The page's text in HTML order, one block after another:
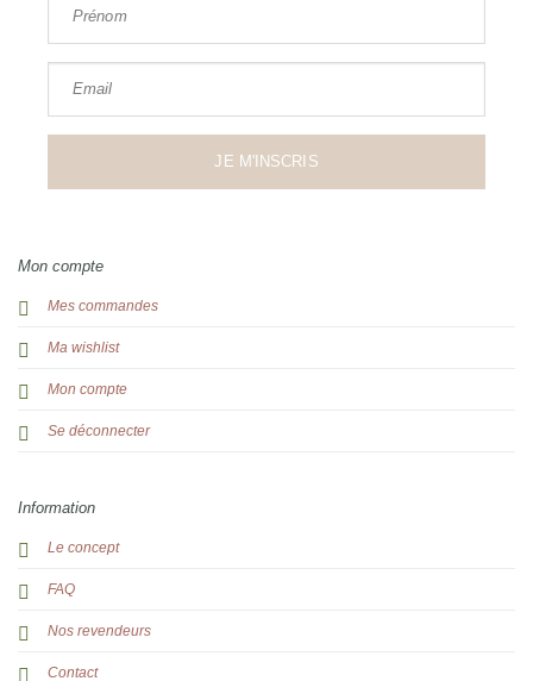
Mon compte
Mes commandes
Ma wishlist
Mon compte
Se déconnecter
Information
Le concept
FAQ
Nos revendeurs
Contact
Prénom
Email
JE M'INSCRIS